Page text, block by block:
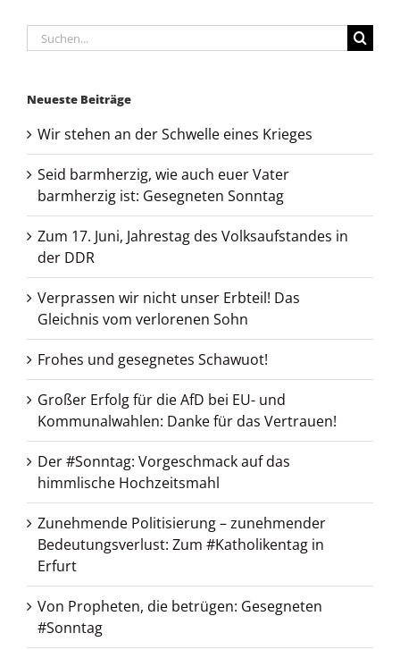
Suche
nach:
Neueste Beiträge
Wir stehen an der Schwelle eines Krieges
Seid barmherzig, wie auch euer Vater
barmherzig ist: Gesegneten Sonntag
Zum 17. Juni, Jahrestag des Volksaufstandes in
der DDR
Verprassen wir nicht unser Erbteil! Das
Gleichnis vom verlorenen Sohn
Frohes und gesegnetes Schawuot!
Großer Erfolg für die AfD bei EU- und
Kommunalwahlen: Danke für das Vertrauen!
Der #Sonntag: Vorgeschmack auf das
himmlische Hochzeitsmahl
Zunehmende Politisierung – zunehmender
Bedeutungsverlust: Zum #Katholikentag in
Erfurt
Von Propheten, die betrügen: Gesegneten
#Sonntag